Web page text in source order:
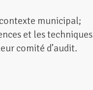
municipal;
et les techniques
comité d’audit.